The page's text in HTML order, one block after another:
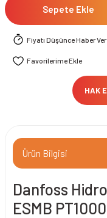
Sepete Ekle
Fiyatı Düşünce Haber Ver
HAK
Ürün Bilgisi
Danfoss
ESMB